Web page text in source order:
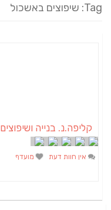
Tag: שיפוצים באשכול
קליפה.נ. בנייה ושיפוצים
אין חוות דעת מועדף